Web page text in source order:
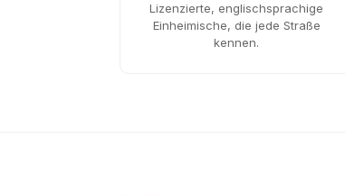
Lizenzierte, englischsprachige
Einheimische, die jede Straße
kennen.